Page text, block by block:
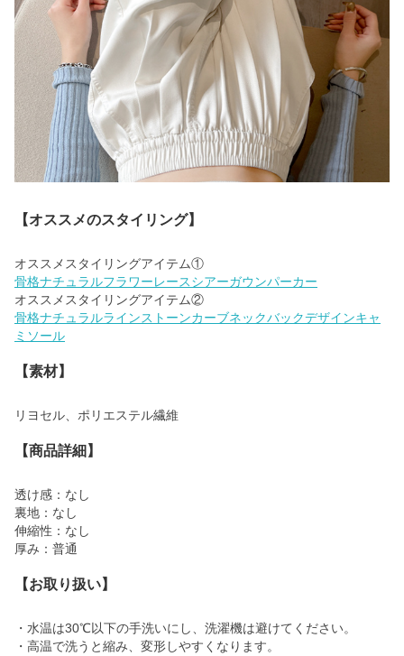
【オススメのスタイリング】
骨格ナチュラルフラワーレースシアーガウンパーカー
骨格ナチュラルラインストーンカーブネックバックデザインキャ
ミソール
【素材】
リヨセル、ポリエステル繊維
【商品詳細】
透け感：なし
裏地：なし
伸縮性：なし
厚み：普通
【お取り扱い】
・水温は30℃以下の手洗いにし、洗濯機は避けてください。
・高温で洗うと縮み、変形しやすくなります。